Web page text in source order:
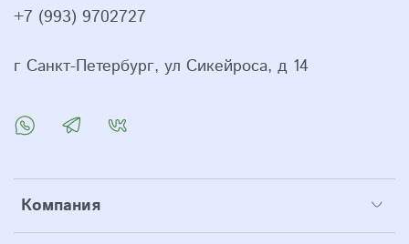
Компания
+7 (993) 9702727
г Санкт-Петербург, ул Сикейроса, д 14